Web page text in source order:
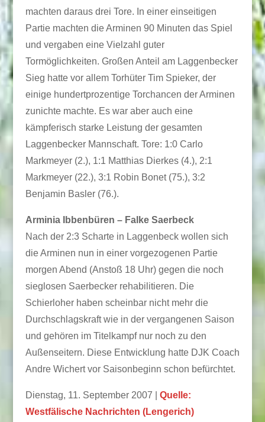
machten daraus drei Tore. In einer einseitigen
Partie machten die Arminen 90 Minuten das Spiel
und vergaben eine Vielzahl guter
Tormöglichkeiten. Großen Anteil am Laggenbecker
Sieg hatte vor allem Torhüter Tim Spieker, der
einige hundertprozentige Torchancen der Arminen
zunichte machte. Es war aber auch eine
kämpferisch starke Leistung der gesamten
Laggenbecker Mannschaft. Tore: 1:0 Carlo
Markmeyer (2.), 1:1 Matthias Dierkes (4.), 2:1
Markmeyer (22.), 3:1 Robin Bonet (75.), 3:2
Benjamin Basler (76.).
Arminia Ibbenbüren – Falke Saerbeck
Nach der 2:3 Scharte in Laggenbeck wollen sich
die Arminen nun in einer vorgezogenen Partie
morgen Abend (Anstoß 18 Uhr) gegen die noch
sieglosen Saerbecker rehabilitieren. Die
Schierloher haben scheinbar nicht mehr die
Durchschlagskraft wie in der vergangenen Saison
und gehören im Titelkampf nur noch zu den
Außenseitern. Diese Entwicklung hatte DJK Coach
Andre Wichert vor Saisonbeginn schon befürchtet.
Dienstag, 11. September 2007 | Quelle:
Westfälische Nachrichten (Lengerich)